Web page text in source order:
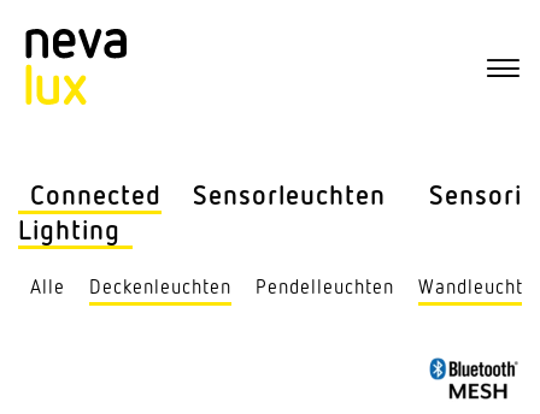
Connected
Lighting
Sensor­leuchten Sensorik
Alle Decken­leuchten Pendel­leuchten